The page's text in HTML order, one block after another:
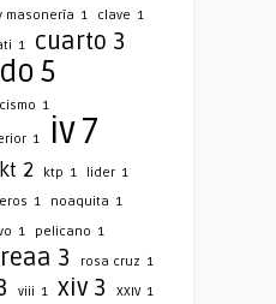
masonería 1 clave 1
1 cuarto 3
5
1
1 iv7
kt 2 ktp 1 lider 1
1 noaquita 1
1 pelicano 1
reaa 3 rosa cruz 1
viii 1 xiv 3 XXIV 1